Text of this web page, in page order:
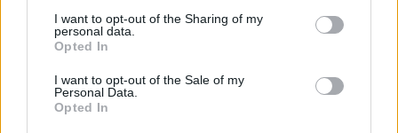
not limited to your visit or usage behaviour. You may click to
grant or deny consent to Google and its third-party tags to
use your data for below specified purposes in below Google
consent section.
I want to opt-out of the Sharing of my
personal data.
Opted In
I want to opt-out of the Sale of my
Personal Data.
Opted In
Βιβλιοθήκης και βοηθός του Καθηγητή της Ιστορίας
της Τέχνης Παντελή Πρεβελάκη. Από το 1980 μέχρι
το 1990 άσκησε τα καθήκοντα της Προϊσταμένης
Γραμματείας της Ανώτατης Σχολής Καλών Τεχνών
(Γενικού Γραμματέως).